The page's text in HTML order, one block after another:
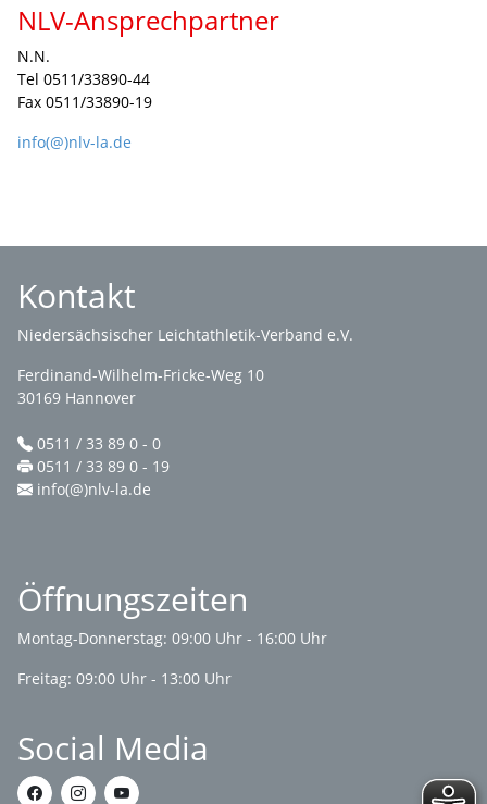
NLV-Ansprechpartner
N.N.
Tel 0511/33890-44
Fax 0511/33890-19
info(@)nlv-la.de
Kontakt
Niedersächsischer Leichtathletik-Verband e.V.
Ferdinand-Wilhelm-Fricke-Weg 10
30169 Hannover
0511 / 33 89 0 - 0
0511 / 33 89 0 - 19
info(@)nlv-la.de
Öffnungszeiten
Montag-Donnerstag: 09:00 Uhr - 16:00 Uhr
Freitag: 09:00 Uhr - 13:00 Uhr
Social Media